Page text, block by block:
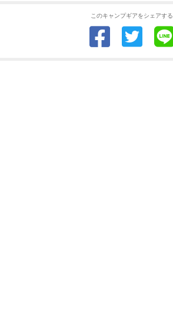
このキャンプギアをシェアする